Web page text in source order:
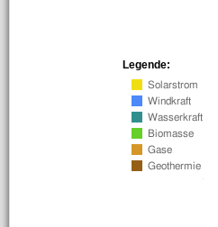
Legende: